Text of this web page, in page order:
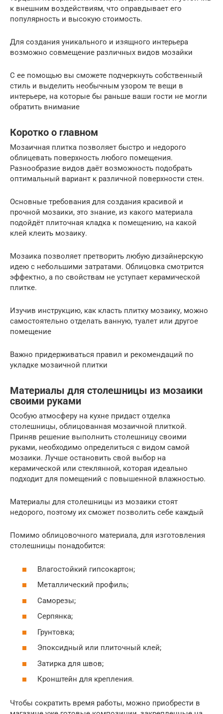
к внешним воздействиям, что оправдывает его
популярность и высокую стоимость.
Для создания уникального и изящного интерьера
возможно совмещение различных видов мозайки
С ее помощью вы сможете подчеркнуть собственный
стиль и выделить необычным узором те вещи в
интерьере, на которые бы раньше ваши гости не могли
обратить внимание
Коротко о главном
Мозаичная плитка позволяет быстро и недорого
облицевать поверхность любого помещения.
Разнообразие видов даёт возможность подобрать
оптимальный вариант к различной поверхности стен.
Основные требования для создания красивой и
прочной мозаики, это знание, из какого материала
подойдёт плиточная кладка к помещению, на какой
клей клеить мозаику.
Мозаика позволяет претворить любую дизайнерскую
идею с небольшими затратами. Облицовка смотрится
эффектно, а по свойствам не уступает керамической
плитке.
Изучив инструкцию, как класть плитку мозаику, можно
самостоятельно отделать ванную, туалет или другое
помещение
Важно придерживаться правил и рекомендаций по
укладке мозаичной плитки
Материалы для столешницы из мозаики
своими руками
Особую атмосферу на кухне придаст отделка
столешницы, облицованная мозаичной плиткой.
Приняв решение выполнить столешницу своими
руками, необходимо определиться с видом самой
мозаики. Лучше остановить свой выбор на
керамической или стеклянной, которая идеально
подходит для помещений с повышенной влажностью.
Материалы для столешницы из мозаики стоят
недорого, поэтому их сможет позволить себе каждый
Помимо облицовочного материала, для изготовления
столешницы понадобится:
Влагостойкий гипсокартон;
Металлический профиль;
Саморезы;
Серпянка;
Грунтовка;
Эпоксидный или плиточный клей;
Затирка для швов;
Кронштейн для крепления.
Чтобы сократить время работы, можно приобрести в